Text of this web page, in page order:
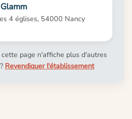
4 églises, 54000 Nancy
page n'affiche plus d'autres
Revendiquer l'établissement